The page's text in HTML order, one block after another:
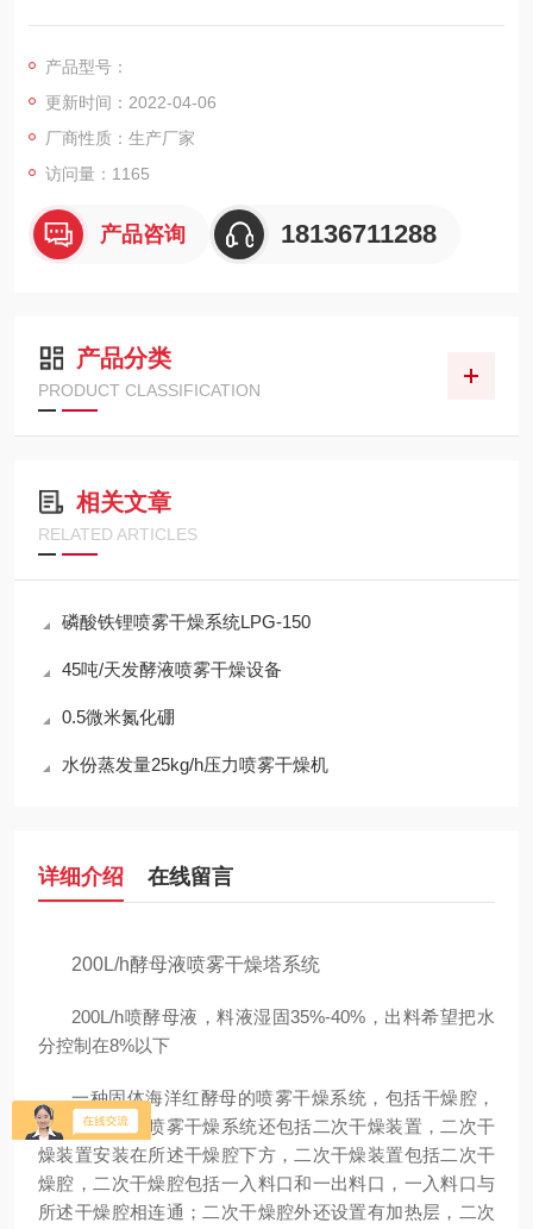
200L/h喷酵母液，料液湿固35%-40%，出料希望把水分控制在
一种固体海洋红酵母的喷雾干燥系统，包括干燥腔，其特征在
于，喷雾干燥系统还包括二次干燥装置，二次干燥装置安装在所
述干燥腔下方
产品型号：
更新时间：2022-04-06
厂商性质：生产厂家
访问量：1165
产品咨询 18136711288
产品分类
PRODUCT CLASSIFICATION
相关文章
RELATED ARTICLES
磷酸铁锂喷雾干燥系统LPG-150
45吨/天发酵液喷雾干燥设备
0.5微米氮化硼
水份蒸发量25kg/h压力喷雾干燥机
详细介绍 在线留言
200L/h酵母液喷雾干燥塔系统
200L/h喷酵母液，料液湿固35%-40%，出料希望把水
分控制在8%以下
一种固体海洋红酵母的喷雾干燥系统，包括干燥腔，
其特征在于，喷雾干燥系统还包括二次干燥装置，二次干
燥装置安装在所述干燥腔下方，二次干燥装置包括二次干
燥腔，二次干燥腔包括一入料口和一出料口，一入料口与
所述干燥腔相连通；二次干燥腔外还设置有加热层，二次